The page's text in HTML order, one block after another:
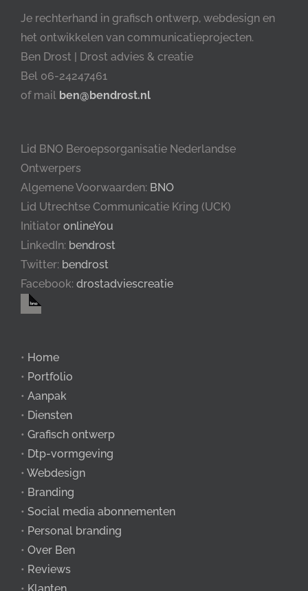
Je rechterhand in grafisch ontwerp, webdesign en
het ontwikkelen van communicatieprojecten.
Ben Drost | Drost advies & creatie
Bel 06-24247461
of mail ben@bendrost.nl
Lid BNO Beroepsorganisatie Nederlandse
Ontwerpers
Algemene Voorwaarden: BNO
Lid Utrechtse Communicatie Kring (UCK)
Initiator onlineYou
LinkedIn: bendrost
Twitter: bendrost
Facebook: drostadviescreatie
• Home
• Portfolio
• Aanpak
• Diensten
• Grafisch ontwerp
• Dtp-vormgeving
• Webdesign
• Branding
• Social media abonnementen
• Personal branding
• Over Ben
• Reviews